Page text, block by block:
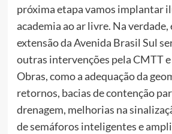
próxima etapa vamos implantar
academia ao ar livre. Na verdade,
extensão da Avenida Brasil Sul
outras intervenções pela CMTT
Obras, como a adequação da
retornos, bacias de contenção
drenagem, melhorias na
de semáforos inteligentes e